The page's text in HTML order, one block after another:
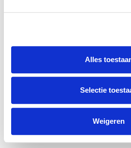
Alles
Selectie
Weigeren
De kracht van